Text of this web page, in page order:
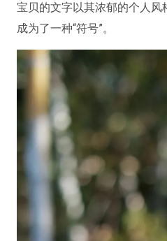
宝贝的文字以其浓郁的个人
成为了一种“符号”。